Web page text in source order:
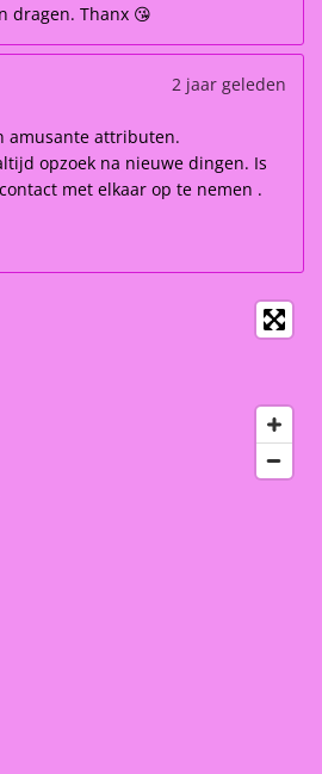
dragen. Thanx 😘
2 jaar geleden
amusante attributen.
opzoek na nieuwe dingen. Is
met elkaar op te nemen .